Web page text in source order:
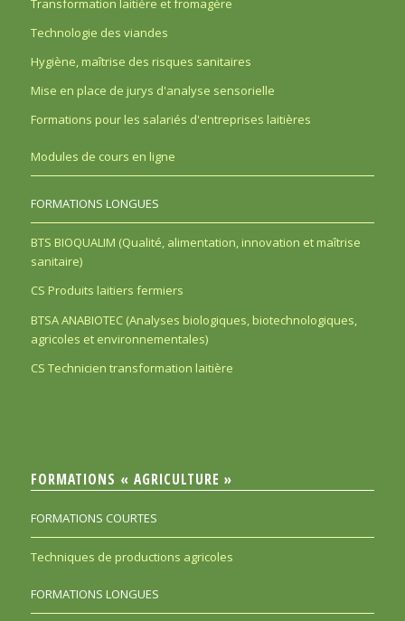
Transformation laitière et fromagère
Technologie des viandes
Hygiène, maîtrise des risques sanitaires
Mise en place de jurys d'analyse sensorielle
Formations pour les salariés d'entreprises laitières
Modules de cours en ligne
FORMATIONS LONGUES
BTS BIOQUALIM (Qualité, alimentation, innovation et maîtrise
sanitaire)
CS Produits laitiers fermiers
BTSA ANABIOTEC (Analyses biologiques, biotechnologiques,
agricoles et environnementales)
CS Technicien transformation laitière
FORMATIONS « AGRICULTURE »
FORMATIONS COURTES
Techniques de productions agricoles
FORMATIONS LONGUES